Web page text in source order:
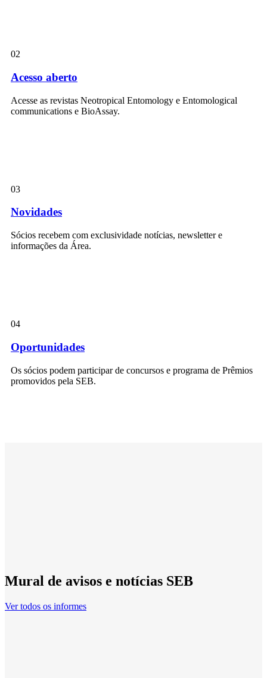
02
Acesso aberto
Acesse as revistas Neotropical Entomology e Entomological
communications e BioAssay.
03
Novidades
Sócios recebem com exclusividade notícias, newsletter e
informações da Área.
04
Oportunidades
Os sócios podem participar de concursos e programa de Prêmios
promovidos pela SEB.
Mural de avisos e notícias SEB
Ver todos os informes